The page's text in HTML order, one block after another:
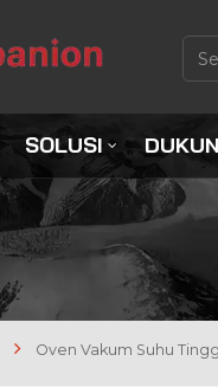
SOLUSI
Oven Vakum Suhu